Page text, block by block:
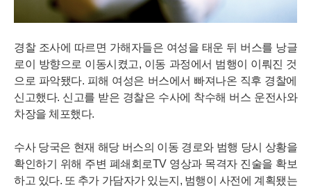
경찰 조사에 따르면 가해자들은 여성을 태운 뒤 버스를 낭글
로이 방향으로 이동시켰고, 이동 과정에서 범행이 이뤄진 것
으로 파악됐다. 피해 여성은 버스에서 빠져나온 직후 경찰에
신고했다. 신고를 받은 경찰은 수사에 착수해 버스 운전사와
차장을 체포했다.
수사 당국은 현재 해당 버스의 이동 경로와 범행 당시 상황을
확인하기 위해 주변 폐쇄회로TV 영상과 목격자 진술을 확보
하고 있다. 또 추가 가담자가 있는지, 범행이 사전에 계획됐는